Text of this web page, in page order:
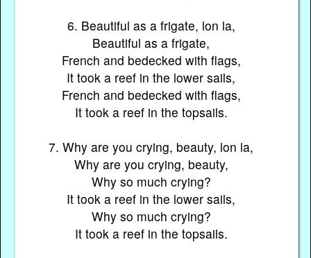
6. Beautiful as a frigate, lon la,
Beautiful as a frigate,
French and bedecked with flags,
It took a reef in the lower sails,
French and bedecked with flags,
It took a reef in the topsails.
7. Why are you crying, beauty, lon la,
Why are you crying, beauty,
Why so much crying?
It took a reef in the lower sails,
Why so much crying?
It took a reef in the topsails.